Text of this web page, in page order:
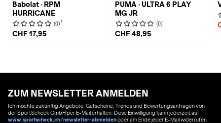
Babolat · RPM
HURRICANE
(0) 1
CHF 17,95
PUMA · ULTRA 6 PLAY
MG JR
(0) 1
CHF 48,95
ZUM NEWSLETTER ANMELDEN
Ich möchte zukünftig Angebote, Gutscheine, Trends und Bewertungsanfragen von
der SportScheck GmbH per E-Mail erhalten. Diese Einwilligung kann jederzeit auf
www.sportscheck.ch/newsletter-abmeldenoder am Ende jeder E-Mail widerrufen